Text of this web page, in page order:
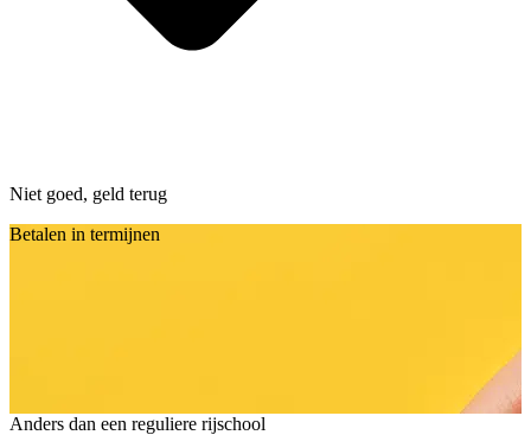
Niet goed, geld terug
Betalen in termijnen
Anders dan een reguliere rijschool